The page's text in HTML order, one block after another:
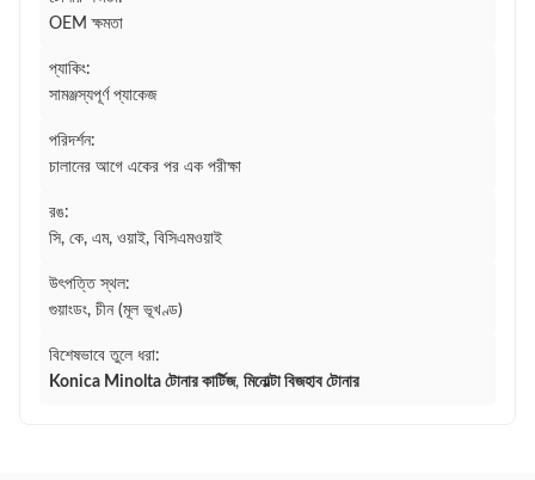
OEM ক্ষমতা
প্যাকিং:
সামঞ্জস্যপূর্ণ প্যাকেজ
পরিদর্শন:
চালানের আগে একের পর এক পরীক্ষা
রঙ:
সি, কে, এম, ওয়াই, বিসিএমওয়াই
উৎপত্তি স্থল:
গুয়াংডং, চীন (মূল ভূখণ্ড)
বিশেষভাবে তুলে ধরা:
Konica Minolta টোনার কার্টিজ, মিনোল্টা বিজহাব টোনার